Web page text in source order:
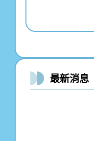
最新消息